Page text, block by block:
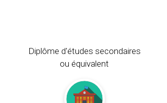
Diplôme d'études secondaires
ou équivalent